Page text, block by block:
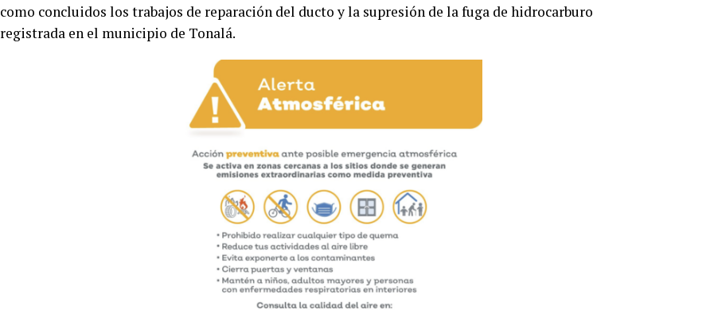
como concluidos los trabajos de reparación del ducto y la supresión de la fuga de hidrocarburo
registrada en el municipio de Tonalá.